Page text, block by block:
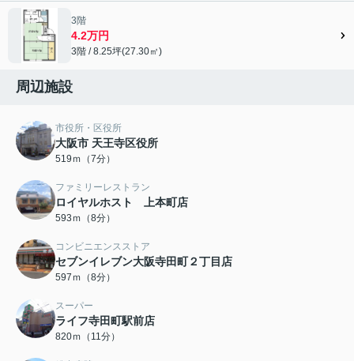
3階
4.2万円
3階 / 8.25坪(27.30㎡)
周辺施設
市役所・区役所
大阪市 天王寺区役所
519ｍ（7分）
ファミリーレストラン
ロイヤルホスト 上本町店
593ｍ（8分）
コンビニエンスストア
セブンイレブン大阪寺田町２丁目店
597ｍ（8分）
スーパー
ライフ寺田町駅前店
820ｍ（11分）